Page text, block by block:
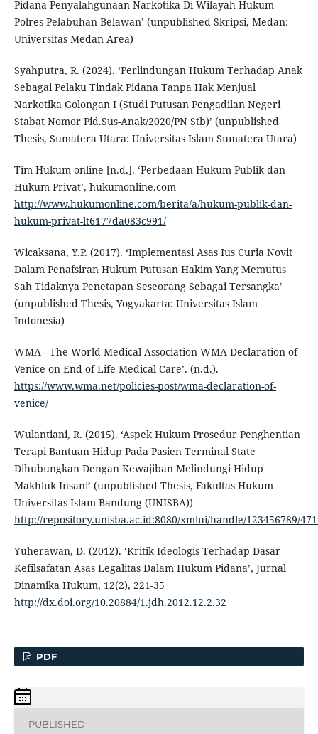
Pidana Penyalahgunaan Narkotika Di Wilayah Hukum
Polres Pelabuhan Belawan’ (unpublished Skripsi, Medan:
Universitas Medan Area)
Syahputra, R. (2024). ‘Perlindungan Hukum Terhadap Anak
Sebagai Pelaku Tindak Pidana Tanpa Hak Menjual
Narkotika Golongan I (Studi Putusan Pengadilan Negeri
Stabat Nomor Pid.Sus-Anak/2020/PN Stb)’ (unpublished
Thesis, Sumatera Utara: Universitas Islam Sumatera Utara)
Tim Hukum online [n.d.]. ‘Perbedaan Hukum Publik dan
Hukum Privat’, hukumonline.com
http://www.hukumonline.com/berita/a/hukum-publik-dan-
hukum-privat-lt6177da083c991/
Wicaksana, Y.P. (2017). ‘Implementasi Asas Ius Curia Novit
Dalam Penafsiran Hukum Putusan Hakim Yang Memutus
Sah Tidaknya Penetapan Seseorang Sebagai Tersangka’
(unpublished Thesis, Yogyakarta: Universitas Islam
Indonesia)
WMA - The World Medical Association-WMA Declaration of
Venice on End of Life Medical Care’. (n.d.).
https://www.wma.net/policies-post/wma-declaration-of-
venice/
Wulantiani, R. (2015). ‘Aspek Hukum Prosedur Penghentian
Terapi Bantuan Hidup Pada Pasien Terminal State
Dihubungkan Dengan Kewajiban Melindungi Hidup
Makhluk Insani’ (unpublished Thesis, Fakultas Hukum
Universitas Islam Bandung (UNISBA))
http://repository.unisba.ac.id:8080/xmlui/handle/123456789/
Yuherawan, D. (2012). ‘Kritik Ideologis Terhadap Dasar
Kefilsafatan Asas Legalitas Dalam Hukum Pidana’, Jurnal
Dinamika Hukum, 12(2), 221-35
http://dx.doi.org/10.20884/1.jdh.2012.12.2.32
PDF
PUBLISHED